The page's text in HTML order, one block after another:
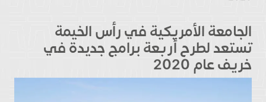
الجامعة الأمريكية في رأس الخيمة
تستعد لطرح أربعة برامج جديدة في
خريف عام 2020